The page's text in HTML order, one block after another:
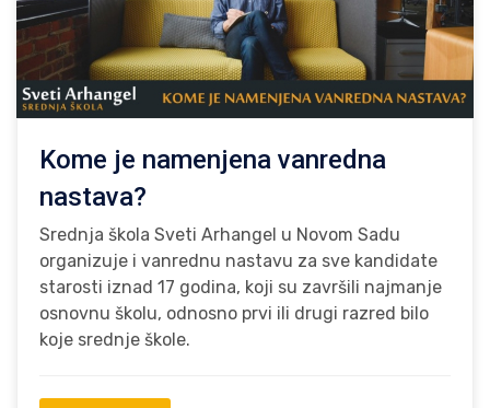
Kome je namenjena vanredna
nastava?
Srednja škola Sveti Arhangel u Novom Sadu
organizuje i vanrednu nastavu za sve kandidate
starosti iznad 17 godina, koji su završili najmanje
osnovnu školu, odnosno prvi ili drugi razred bilo
koje srednje škole.